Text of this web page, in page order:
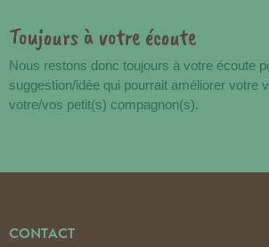
Toujours à votre écoute
Nous restons donc toujours à votre écoute
suggestion/idée qui pourrait améliorer votre
votre/vos petit(s) compagnon(s).
CONTACT